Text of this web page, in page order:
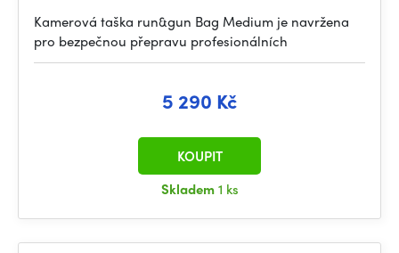
Kamerová taška run&gun Bag Medium je navržena
pro bezpečnou přepravu profesionálních
5 290 Kč
Skladem1 ks
KOUPIT